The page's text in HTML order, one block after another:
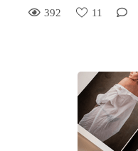
392 11